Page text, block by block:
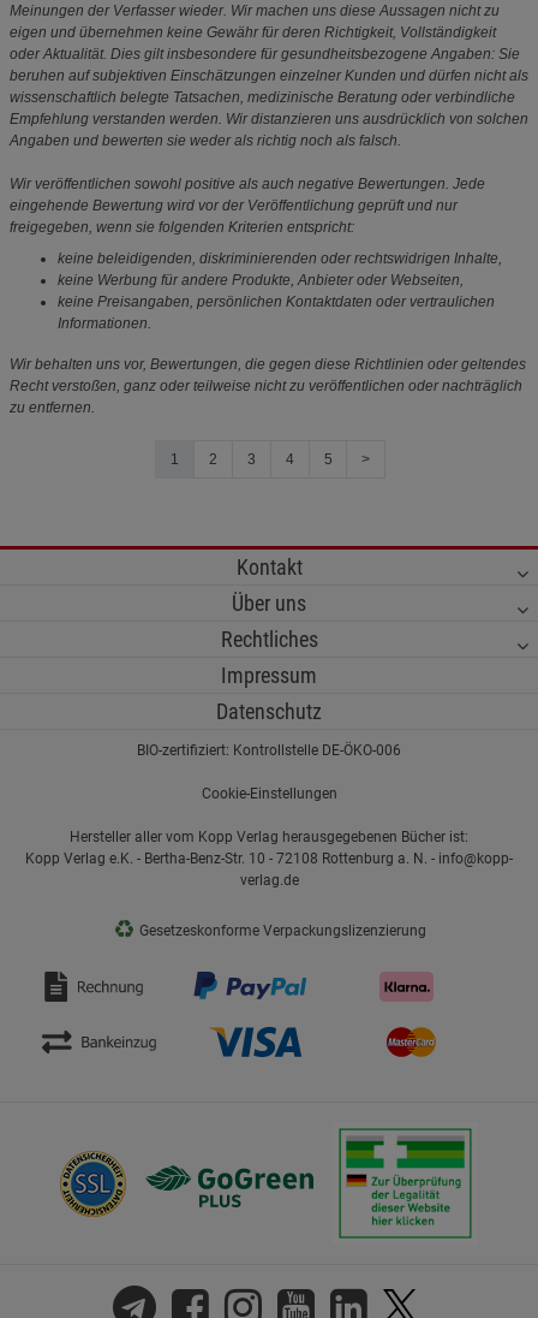
Meinungen der Verfasser wieder. Wir machen uns diese Aussagen nicht zu
eigen und übernehmen keine Gewähr für deren Richtigkeit, Vollständigkeit
oder Aktualität. Dies gilt insbesondere für gesundheitsbezogene Angaben: Sie
beruhen auf subjektiven Einschätzungen einzelner Kunden und dürfen nicht als
wissenschaftlich belegte Tatsachen, medizinische Beratung oder verbindliche
Empfehlung verstanden werden. Wir distanzieren uns ausdrücklich von solchen
Angaben und bewerten sie weder als richtig noch als falsch.
Wir veröffentlichen sowohl positive als auch negative Bewertungen. Jede
eingehende Bewertung wird vor der Veröffentlichung geprüft und nur
freigegeben, wenn sie folgenden Kriterien entspricht:
keine beleidigenden, diskriminierenden oder rechtswidrigen Inhalte,
keine Werbung für andere Produkte, Anbieter oder Webseiten,
keine Preisangaben, persönlichen Kontaktdaten oder vertraulichen
Informationen.
Wir behalten uns vor, Bewertungen, die gegen diese Richtlinien oder geltendes
Recht verstoßen, ganz oder teilweise nicht zu veröffentlichen oder nachträglich
zu entfernen.
1 2 3 4 5 >
Kontakt
Über uns
Rechtliches
Impressum
Datenschutz
BIO-zertifiziert: Kontrollstelle DE-ÖKO-006
Cookie-Einstellungen
Hersteller aller vom Kopp Verlag herausgegebenen Bücher ist:
Kopp Verlag e.K. - Bertha-Benz-Str. 10 - 72108 Rottenburg a. N. - info@kopp-
verlag.de
♻ Gesetzeskonforme Verpackungslizenzierung